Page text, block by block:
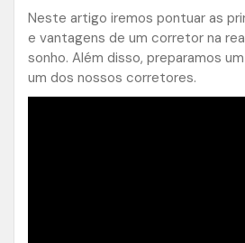
Neste artigo iremos pontuar as
e vantagens de um corretor na
sonho. Além disso, preparamos
um dos nossos corretores.